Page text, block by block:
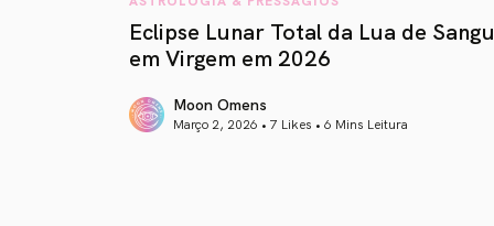
Eclipse Lunar Total da Lua de
em Virgem em 2026
Moon Omens
Março 2, 2026 • 7 Likes • 6 Mins Leitura